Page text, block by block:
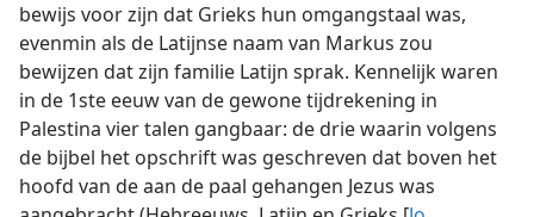
bewijs voor zijn dat Grieks hun omgangstaal was,
evenmin als de Latijnse naam van Markus zou
bewijzen dat zijn familie Latijn sprak. Kennelijk waren
in de 1ste eeuw van de gewone tijdrekening in
Palestina vier talen gangbaar: de drie waarin volgens
de bijbel het opschrift was geschreven dat boven het
hoofd van de aan de paal gehangen Jezus was